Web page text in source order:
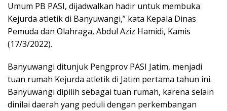
Umum PB PASI, dijadwalkan hadir untuk membuka
Kejurda atletik di Banyuwangi,” kata Kepala Dinas
Pemuda dan Olahraga, Abdul Aziz Hamidi, Kamis
(17/3/2022).
Banyuwangi ditunjuk Pengprov PASI Jatim, menjadi
tuan rumah Kejurda atletik di Jatim pertama tahun ini.
Banyuwangi dipilih sebagai tuan rumah, karena selain
dinilai daerah yang peduli dengan perkembangan